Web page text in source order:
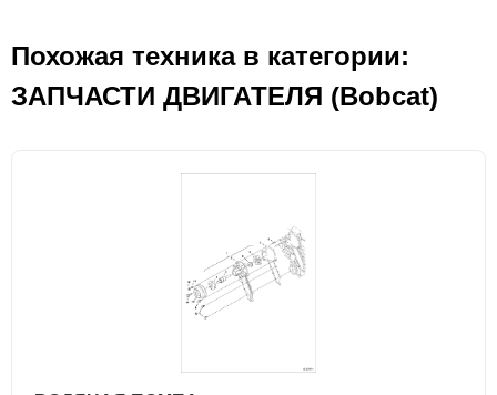
Похожая техника в категории:
ЗАПЧАСТИ ДВИГАТЕЛЯ (Bobcat)